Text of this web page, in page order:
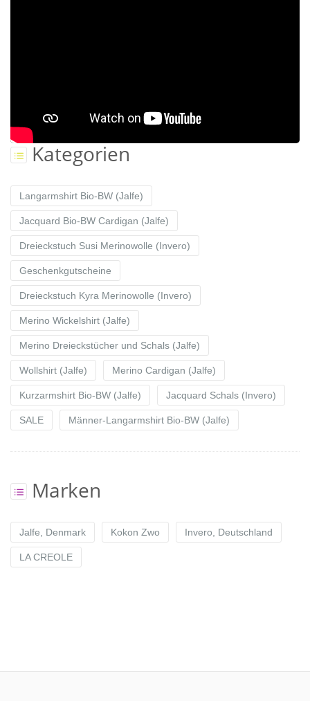
Kategorien
Langarmshirt Bio-BW (Jalfe)
Jacquard Bio-BW Cardigan (Jalfe)
Dreieckstuch Susi Merinowolle (Invero)
Geschenkgutscheine
Dreieckstuch Kyra Merinowolle (Invero)
Merino Wickelshirt (Jalfe)
Merino Dreieckstücher und Schals (Jalfe)
Wollshirt (Jalfe) Merino Cardigan (Jalfe)
Kurzarmshirt Bio-BW (Jalfe) Jacquard Schals (Invero)
SALE Männer-Langarmshirt Bio-BW (Jalfe)
Marken
Jalfe, Denmark Kokon Zwo Invero, Deutschland
LA CREOLE